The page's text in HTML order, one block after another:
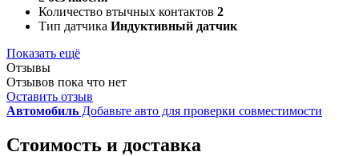
Количество втычных контактов 2
Тип датчика Индуктивный датчик
Показать ещё
Отзывы
Отзывов пока что нет
Оставить отзыв
Автомобиль Добавьте авто для проверки совместимости
Стоимость и доставка